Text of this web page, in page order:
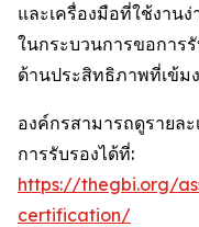
และเครื่องมือที่ใช้งาน
ในกระบวนการขอการ
ด้านประสิทธิภาพที่เข้ม
องค์กรสามารถดูรายล
การรับรองได้ที่:
https://thegbi.org/
certification/